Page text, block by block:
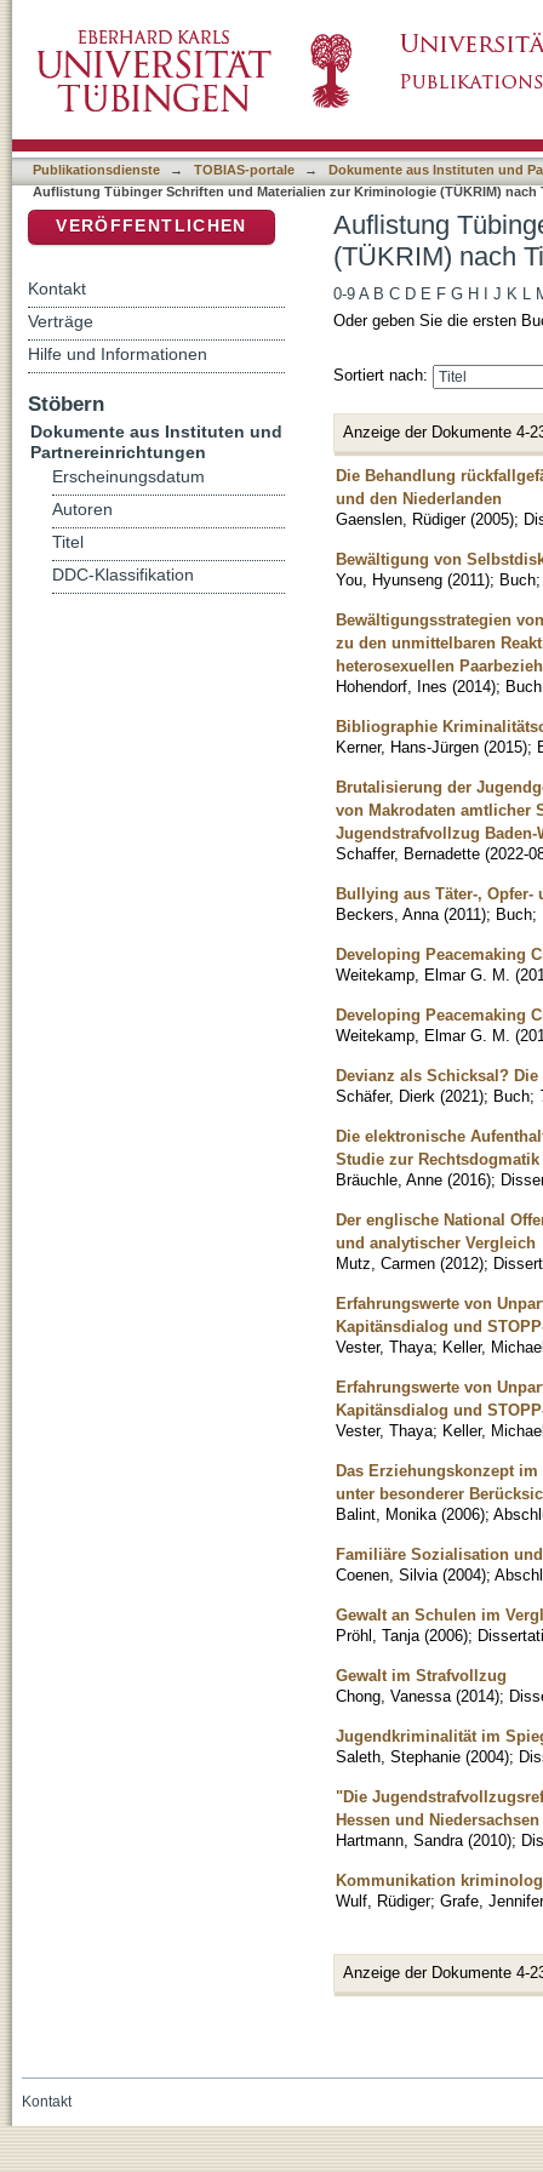
Publikationsdienste → TOBIAS-portale →
Dokumente aus Instituten und
Auflistung Tübinger Schriften und Materialien zur Kriminologie (TÜKRIM) nach
Auflistung
(TÜKRIM) nach
0-9 A B C D E F G H J K L
Oder geben Sie die ersten
Sortiert nach:
Anzeige der Dokumente 4-
Die Behandlung
und den Niederlanden
Gaenslen, Rüdiger (2005);
Bewältigung von
You, Hyunseng (2011); Buch
Bewältigungsstrategien
zu den unmittelbaren
heterosexuellen
Hohendorf, Ines (2014); Buch
Bibliographie
Kerner, Hans-Jürgen (2015);
Brutalisierung der
von Makrodaten amtlicher
Jugendstrafvollzug Baden-
Schaffer, Bernadette (2022-
Bullying aus Täter-, Opfer-
Beckers, Anna (2011); Buch;
Developing Peacemaking
Weitekamp, Elmar G. M. (
Developing Peacemaking
Weitekamp, Elmar G. M. (
Devianz als Schicksal?
Schäfer, Dierk (2021); Buch;
Die elektronische
Studie zur
Bräuchle, Anne (2016);
Der englische National
und analytischer Vergleich
Mutz, Carmen (2012);
Erfahrungswerte von
Kapitänsdialog und
Vester, Thaya; Keller,
Erfahrungswerte von
Kapitänsdialog und
Vester, Thaya; Keller,
Das Erziehungskonzept
unter besonderer
Balint, Monika (2006);
Familiäre Sozialisation
Coenen, Silvia (2004);
Gewalt an Schulen im
Pröhl, Tanja (2006);
Gewalt im Strafvollzug
Chong, Vanessa (2014);
Jugendkriminalität im
Saleth, Stephanie (2004);
"Die
Hessen und
Hartmann, Sandra (2010);
Kommunikation
Wulf, Rüdiger; Grafe, Jennifer
Anzeige der Dokumente 4-
VERÖFFENTLICHEN
Kontakt
Verträge
Hilfe und Informationen
Stöbern
Dokumente aus Instituten und
Partnereinrichtungen
Erscheinungsdatum
Autoren
Titel
DDC-Klassifikation
Kontakt